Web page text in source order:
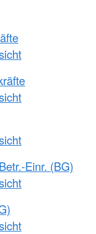
Einr. (BG)